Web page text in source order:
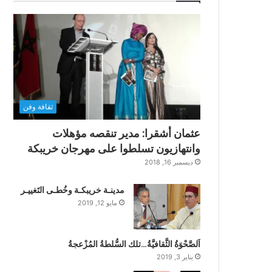
ثقافة وفن
عثمان أشقرا: مدير تنقصه مؤهلات
وانتهازيون تسلطوا على مهرجان خريبكة
ديسمبر 16, 2018
مدينـة خريبكـة وخُطـى التَغييـر
مايو 12, 2019
اَلصَّحْوَةُ الثَّقافيَّةُ…تلك السُّلطةُ المُزْعجةُ
يناير 3, 2019